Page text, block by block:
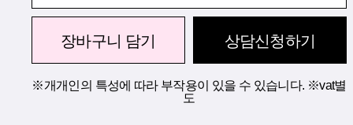
장바구니 담기 상담신청하기
※개개인의 특성에 따라 부작용이 있을 수 있습니다. ※vat별
도